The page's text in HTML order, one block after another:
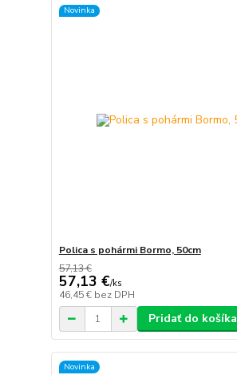
Novinka
Polica s pohármi Bormo, 50cm
57,13 €
57,13 €/ks
46,45 € bez DPH
Pridať do košíka
Novinka